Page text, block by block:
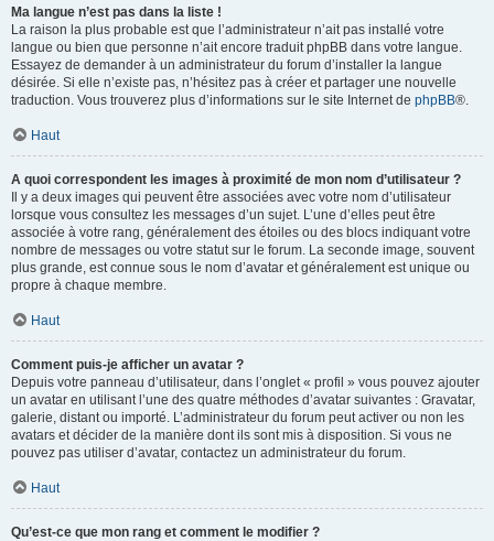
Ma langue n’est pas dans la liste !
La raison la plus probable est que l’administrateur n’ait pas installé votre
langue ou bien que personne n’ait encore traduit phpBB dans votre langue.
Essayez de demander à un administrateur du forum d’installer la langue
désirée. Si elle n’existe pas, n’hésitez pas à créer et partager une nouvelle
traduction. Vous trouverez plus d’informations sur le site Internet de phpBB®.
Haut
A quoi correspondent les images à proximité de mon nom d’utilisateur ?
Il y a deux images qui peuvent être associées avec votre nom d’utilisateur
lorsque vous consultez les messages d’un sujet. L’une d’elles peut être
associée à votre rang, généralement des étoiles ou des blocs indiquant votre
nombre de messages ou votre statut sur le forum. La seconde image, souvent
plus grande, est connue sous le nom d’avatar et généralement est unique ou
propre à chaque membre.
Haut
Comment puis-je afficher un avatar ?
Depuis votre panneau d’utilisateur, dans l’onglet « profil » vous pouvez ajouter
un avatar en utilisant l’une des quatre méthodes d’avatar suivantes : Gravatar,
galerie, distant ou importé. L’administrateur du forum peut activer ou non les
avatars et décider de la manière dont ils sont mis à disposition. Si vous ne
pouvez pas utiliser d’avatar, contactez un administrateur du forum.
Haut
Qu’est-ce que mon rang et comment le modifier ?